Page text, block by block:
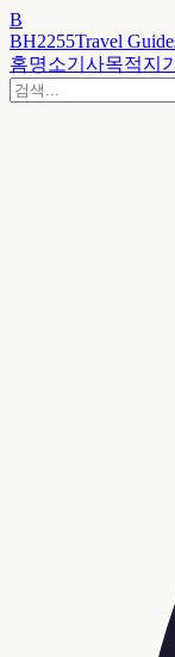
B
BH2255Travel
홈명소기사목적지